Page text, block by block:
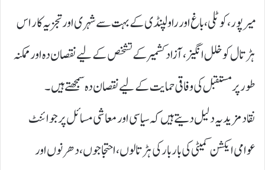
میرپور، کوٹلی، باغ اور راولپنڈی کے بہت سے شہری اور تجزیہ کار اس
ہڑتال کو خلل انگیز، آزاد کشمیر کے تشخص کے لیے نقصان دہ اور ممکنہ
طور پر مستقبل کی وفاقی حمایت کے لیے نقصان دہ سمجھتے ہیں۔
نقاد مزید یہ دلیل دیتے ہیں کہ سیاسی اور معاشی مسائل پر جوائنٹ
عوامی ایکشن کمیٹی کی بار بار کی ہڑتالوں، احتجاجوں، دھرنوں اور